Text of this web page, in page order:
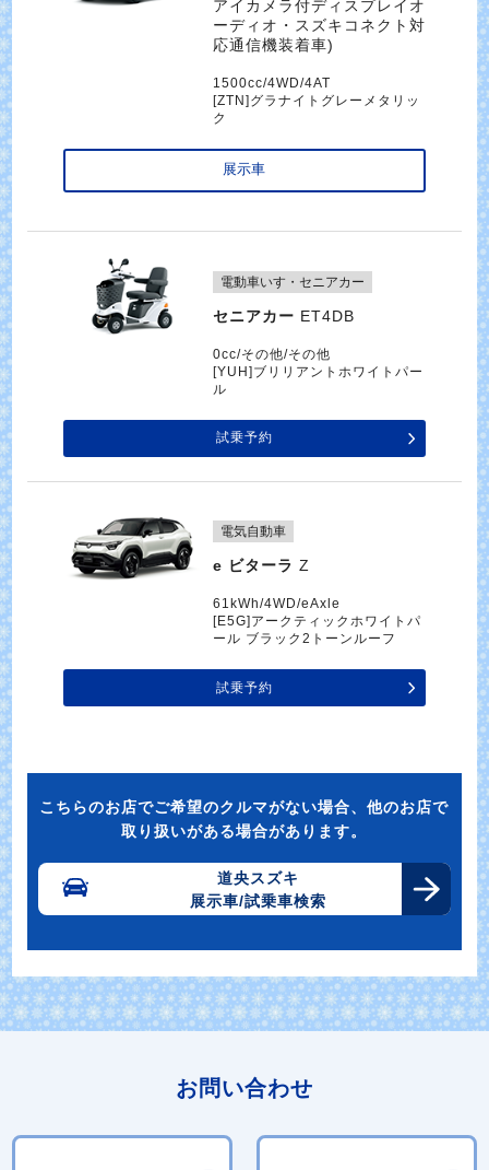
アイカメラ付ディスプレイオ
ーディオ・スズキコネクト対
応通信機装着車)
1500cc/4WD/4AT
[ZTN]グラナイトグレーメタリッ
ク
展示車
電動車いす・セニアカー
セニアカー ET4DB
0cc/その他/その他
[YUH]ブリリアントホワイトパー
ル
試乗予約
電気自動車
e ビターラ Z
61kWh/4WD/eAxle
[E5G]アークティックホワイトパ
ール ブラック2トーンルーフ
試乗予約
こちらのお店でご希望のクルマがない場合、他のお店で
取り扱いがある場合があります。
道央スズキ
展示車/試乗車検索
お問い合わせ